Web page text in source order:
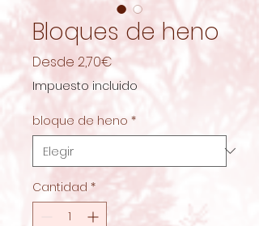
Bloques de heno
Desde 2,70€Precio
de
Impuesto incluido
bloque de heno *
Cantidad *